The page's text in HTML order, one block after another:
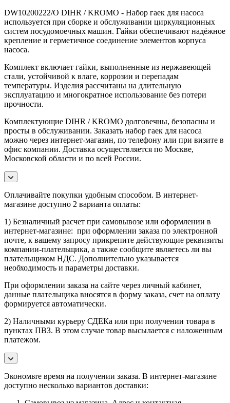
DW10200222/O DIHR / KROMO - Набор гаек для насоса
используется при сборке и обслуживании циркуляционных
систем посудомоечных машин. Гайки обеспечивают надёжное
крепление и герметичное соединение элементов корпуса
насоса.
Комплект включает гайки, выполненные из нержавеющей
стали, устойчивой к влаге, коррозии и перепадам
температуры. Изделия рассчитаны на длительную
эксплуатацию и многократное использование без потери
прочности.
Комплектующие DIHR / KROMO долговечны, безопасны и
просты в обслуживании. Заказать набор гаек для насоса
можно через интернет-магазин, по телефону или при визите в
офис компании. Доставка осуществляется по Москве,
Московской области и по всей России.
Оплачивайте покупки удобным способом. В интернет-
магазине доступно 2 варианта оплаты:
1) Безналичный расчет при самовывозе или оформлении в
интернет-магазине: при оформлении заказа по электронной
почте, к вашему запросу прикрепите действующие реквизиты
компании-плательщика, а также сообщите являетесь ли вы
плательщиком НДС. Дополнительно указывается
необходимость и параметры доставки.
При оформлении заказа на сайте через личный кабинет,
данные плательщика вносятся в форму заказа, счет на оплату
формируется автоматически.
2) Наличными курьеру СДЕКа или при получении товара в
пунктах ПВЗ. В этом случае товар высылается с наложенным
платежом.
Экономьте время на получении заказа. В интернет-магазине
доступно несколько вариантов доставки: